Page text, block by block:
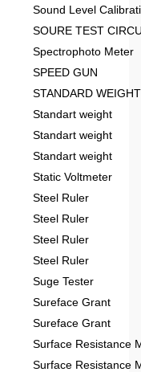
Sound Level
SOURE TEST
Spectrophoto Meter
SPEED GUN
STANDARD WEIGHT
Standart weight
Standart weight
Standart weight
Static Voltmeter
Steel Ruler
Steel Ruler
Steel Ruler
Steel Ruler
Suge Tester
Sureface Grant
Sureface Grant
Surface Resistance
Surface Resistance